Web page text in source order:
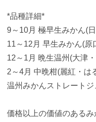
*品種詳細*
9～10月 極早生みかん(
11～12月 早生みかん(原
12～1月 晩生温州(大津
2～4月 中晩柑(麗紅・は
温州みかんストレートジ
価格以上の価値のある